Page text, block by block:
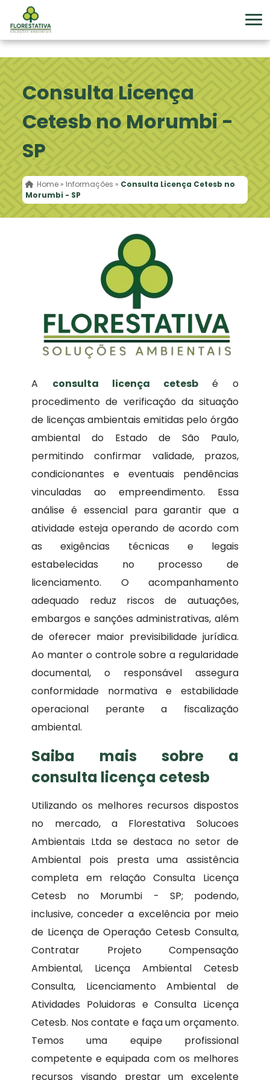
Consulta Licença
Cetesb no Morumbi -
SP
Home » Informações » Consulta Licença Cetesb no
Morumbi - SP
A consulta licença cetesb é o
procedimento de verificação da situação
de licenças ambientais emitidas pelo órgão
ambiental do Estado de São Paulo,
permitindo confirmar validade, prazos,
condicionantes e eventuais pendências
vinculadas ao empreendimento. Essa
análise é essencial para garantir que a
atividade esteja operando de acordo com
as exigências técnicas e legais
estabelecidas no processo de
licenciamento. O acompanhamento
adequado reduz riscos de autuações,
embargos e sanções administrativas, além
de oferecer maior previsibilidade jurídica.
Ao manter o controle sobre a regularidade
documental, o responsável assegura
conformidade normativa e estabilidade
operacional perante a fiscalização
ambiental.
Saiba mais sobre a
consulta licença cetesb
Utilizando os melhores recursos dispostos
no mercado, a Florestativa Solucoes
Ambientais Ltda se destaca no setor de
Ambiental pois presta uma assistência
completa em relação Consulta Licença
Cetesb no Morumbi - SP; podendo,
inclusive, conceder a excelência por meio
de Licença de Operação Cetesb Consulta,
Contratar Projeto Compensação
Ambiental, Licença Ambiental Cetesb
Consulta, Licenciamento Ambiental de
Atividades Poluidoras e Consulta Licença
Cetesb. Nos contate e faça um orçamento.
Temos uma equipe profissional
competente e equipada com os melhores
recursos visando prestar um excelente